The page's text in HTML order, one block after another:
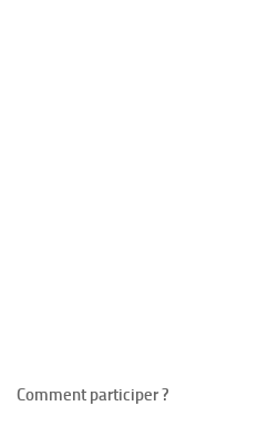
Comment participer ?